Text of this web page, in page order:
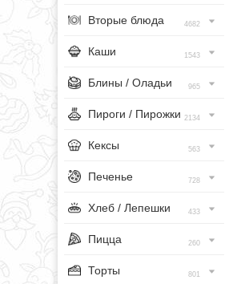
Вторые блюда 4682
Каши 1543
Блины / Оладьи 965
Пироги / Пирожки 2134
Кексы 563
Печенье 728
Хлеб / Лепешки 433
Пицца 260
Торты 801